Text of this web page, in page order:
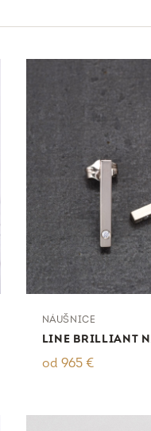
NÁUŠNICE
LINE BRILLIANT
od 965€